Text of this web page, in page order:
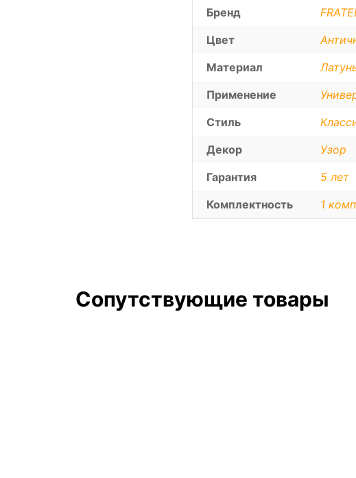
Бренд
Цвет
Материал
Применение
Стиль
Декор
Узор
Гарантия
5 лет
Комплектность
1
Сопутствующие товары